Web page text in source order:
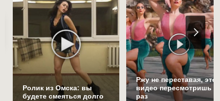
Ролик из Омска: вы
будете смеяться долго
Ржу не переставая, это
видео пересмотришь
раз